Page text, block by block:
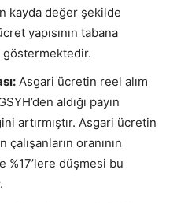
kayda değer şekilde
yapısının tabana
göstermektedir.
Asgari ücretin reel alım
aldığı payın
artırmıştır. Asgari ücretin
oranının
%17’lere düşmesi bu